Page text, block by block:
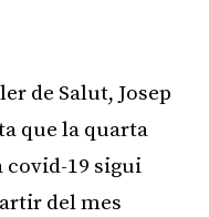
de Salut, Josep
que la quarta
covid-19 sigui
del mes